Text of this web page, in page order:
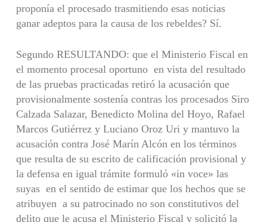
proponía el procesado trasmitiendo esas noticias
ganar adeptos para la causa de los rebeldes? Sí.
Segundo RESULTANDO: que el Ministerio Fiscal en
el momento procesal oportuno en vista del resultado
de las pruebas practicadas retiró la acusación que
provisionalmente sostenía contras los procesados Siro
Calzada Salazar, Benedicto Molina del Hoyo, Rafael
Marcos Gutiérrez y Luciano Oroz Uri y mantuvo la
acusación contra José Marín Alcón en los términos
que resulta de su escrito de calificación provisional y
la defensa en igual trámite formuló «in voce» las
suyas en el sentido de estimar que los hechos que se
atribuyen a su patrocinado no son constitutivos del
delito que le acusa el Ministerio Fiscal y solicitó la